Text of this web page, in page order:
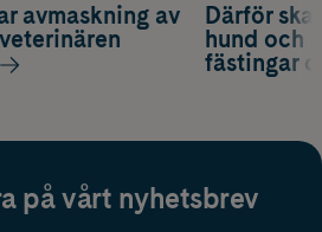
Därför
hund och
fästingar
avmaskning av
på vårt nyhetsbrev